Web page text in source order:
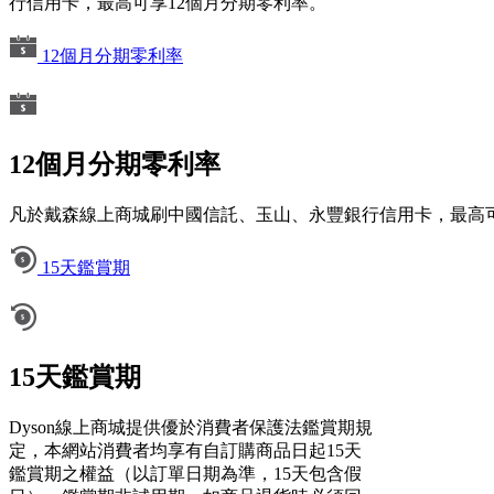
12個月分期零利率
12個月分期零利率
凡於戴森線上商城刷中國信託、玉山、永豐銀行信用卡，最高
15天鑑賞期
15天鑑賞期
Dyson線上商城提供優於消費者保護法鑑賞期規
定，本網站消費者均享有自訂購商品日起15天
鑑賞期之權益（以訂單日期為準，15天包含假